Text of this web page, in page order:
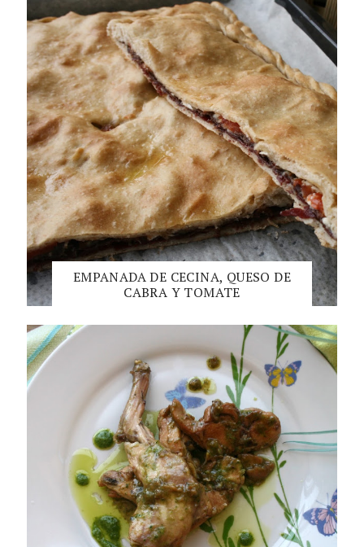
EMPANADA DE CECINA, QUESO DE
CABRA Y TOMATE